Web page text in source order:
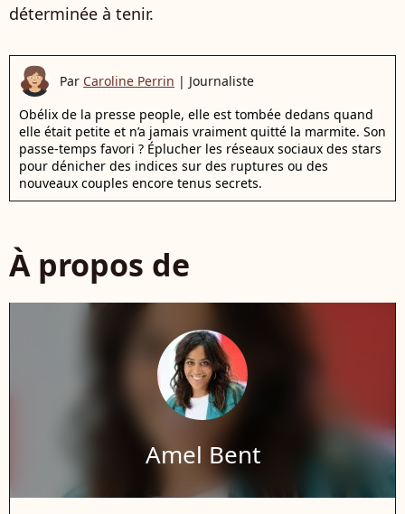
déterminée à tenir.
Par Caroline Perrin | Journaliste
Obélix de la presse people, elle est tombée dedans quand
elle était petite et n’a jamais vraiment quitté la marmite. Son
passe-temps favori ? Éplucher les réseaux sociaux des stars
pour dénicher des indices sur des ruptures ou des
nouveaux couples encore tenus secrets.
À propos de
Amel Bent